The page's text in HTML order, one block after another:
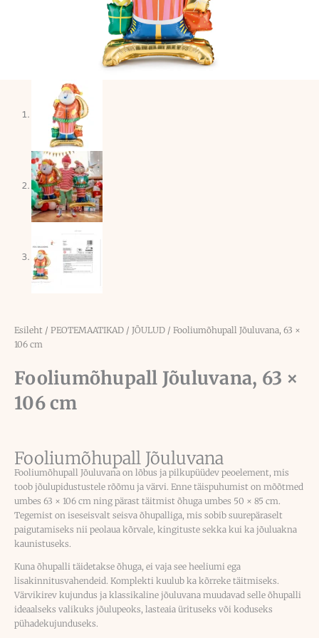
Esileht / PEOTEMAATIKAD / JÕULUD / Fooliumõhupall Jõuluvana, 63 ×
106 cm
Fooliumõhupall Jõuluvana, 63 ×
106 cm
Fooliumõhupall Jõuluvana
Fooliumõhupall Jõuluvana on lõbus ja pilkupüüdev peoelement, mis
toob jõulupidustustele rõõmu ja värvi. Enne täispuhumist on mõõtmed
umbes 63 × 106 cm ning pärast täitmist õhuga umbes 50 × 85 cm.
Tegemist on iseseisvalt seisva õhupalliga, mis sobib suurepäraselt
paigutamiseks nii peolaua kõrvale, kingituste sekka kui ka jõuluakna
kaunistuseks.
Kuna õhupalli täidetakse õhuga, ei vaja see heeliumi ega
lisakinnitusvahendeid. Komplekti kuulub ka kõrreke täitmiseks.
Värvikirev kujundus ja klassikaline jõuluvana muudavad selle õhupalli
ideaalseks valikuks jõulupeoks, lasteaia ürituseks või koduseks
pühadekujunduseks.